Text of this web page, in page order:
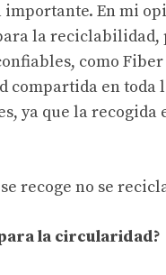
importante. En mi
la
como
compartida en toda
ya que la
recoge no se
la circularidad?